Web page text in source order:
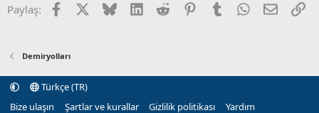
:
Paylaş: FacebookX (Twitter)
BlueskyLinkedInReddit PinterestTumblr WhatsApp
E-posta
Demiryolları
Türkçe (TR)
Bize ulaşın
Şartlar ve kurallar Gizlilik politikası Yardım